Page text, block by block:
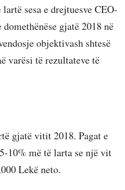
sesa e drejtuesve CEO-
gjatë 2018 në
objektivash shtesë
varësi të rezultateve të
gjatë vitit 2018. Pagat e
10% më të larta se një vit
Lekë neto.